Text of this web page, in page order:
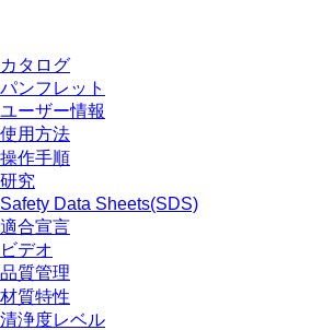
カタログ
パンフレット
ユーザー情報
使用方法
操作手順
研究
Safety Data Sheets(SDS)
適合宣言
ビデオ
品質管理
材質特性
清浄度レベル